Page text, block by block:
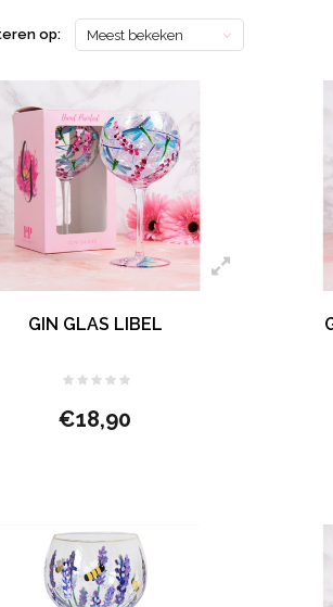
op: Meest bekeken
GIN GLAS LIBEL
€18,90